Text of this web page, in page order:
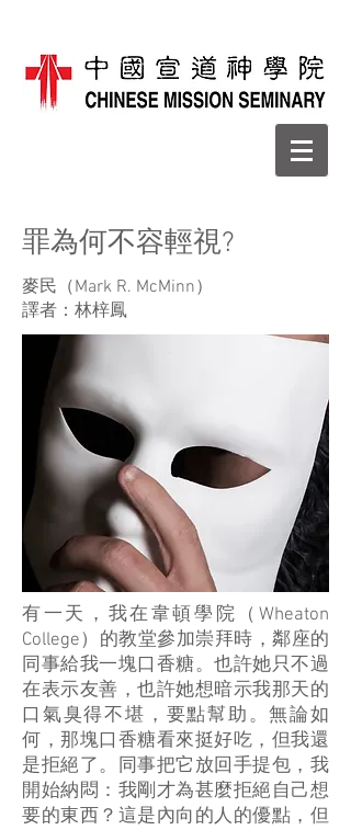
罪為何不容輕視?
麥民（Mark R. McMinn）
譯者：林梓鳳
有一天，我在韋頓學院（Wheaton
College）的教堂參加崇拜時，鄰座的
同事給我一塊口香糖。也許她只不過
在表示友善，也許她想暗示我那天的
口氣臭得不堪，要點幫助。無論如
何，那塊口香糖看來挺好吃，但我還
是拒絕了。同事把它放回手提包，我
開始納悶：我剛才為甚麼拒絕自己想
要的東西？這是內向的人的優點，但